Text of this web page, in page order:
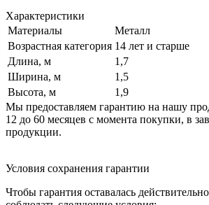
Характеристики
Материалы
Металл
Возрастная категория 14 лет и старше
Длина, м
1,7
Ширина, м
1,5
Высота, м
1,9
Мы предоставляем гарантию на нашу
12 до 60 месяцев с момента покупки, в
продукции.
Условия сохранения гарантии
Чтобы гарантия оставалась